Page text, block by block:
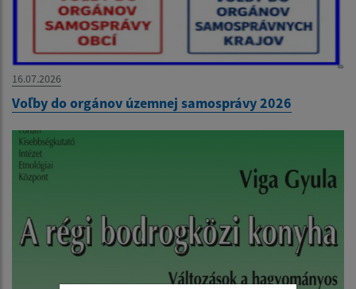
16.07.2026
Voľby do orgánov územnej samosprávy 2026